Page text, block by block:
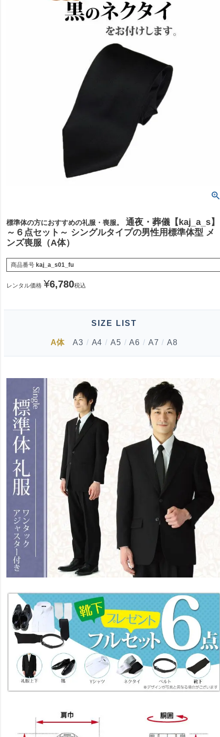
標準体の方におすすめの礼服・喪服。
通夜・葬儀【kaj_a_s】
～６点セット～ シングルタイプの男性用標準体型 メ
ンズ喪服（A体）
商品番号 kaj_a_s01_fu
レンタル価格 ¥6,780税込
SIZE LIST
A体 A3 / A4 / A5 / A6 / A7 / A8